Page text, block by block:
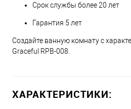
Срок службы более 20 лет
Гарантия 5 лет
Создайте ванную комнату с
Graceful RPB-008.
ХАРАКТЕРИСТИКИ: